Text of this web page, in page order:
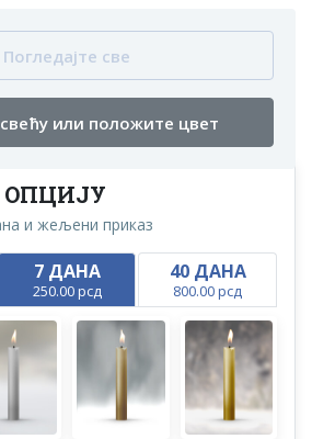
Погледајте све
или положите цвет
ОПЦИЈУ
и жељени приказ
7 ДАНА
250.00 рсд
40 ДАНА
800.00 рсд